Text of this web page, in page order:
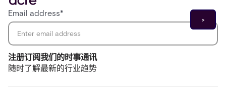
注册订阅我们的时事通讯
随时了解最新的行业趋势
Email address*